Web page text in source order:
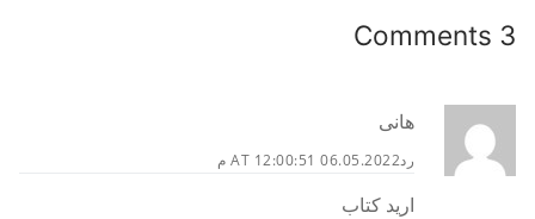
3 Comments
هانى
06.05.2022 AT 12:00:51 م رد
اريد كتاب